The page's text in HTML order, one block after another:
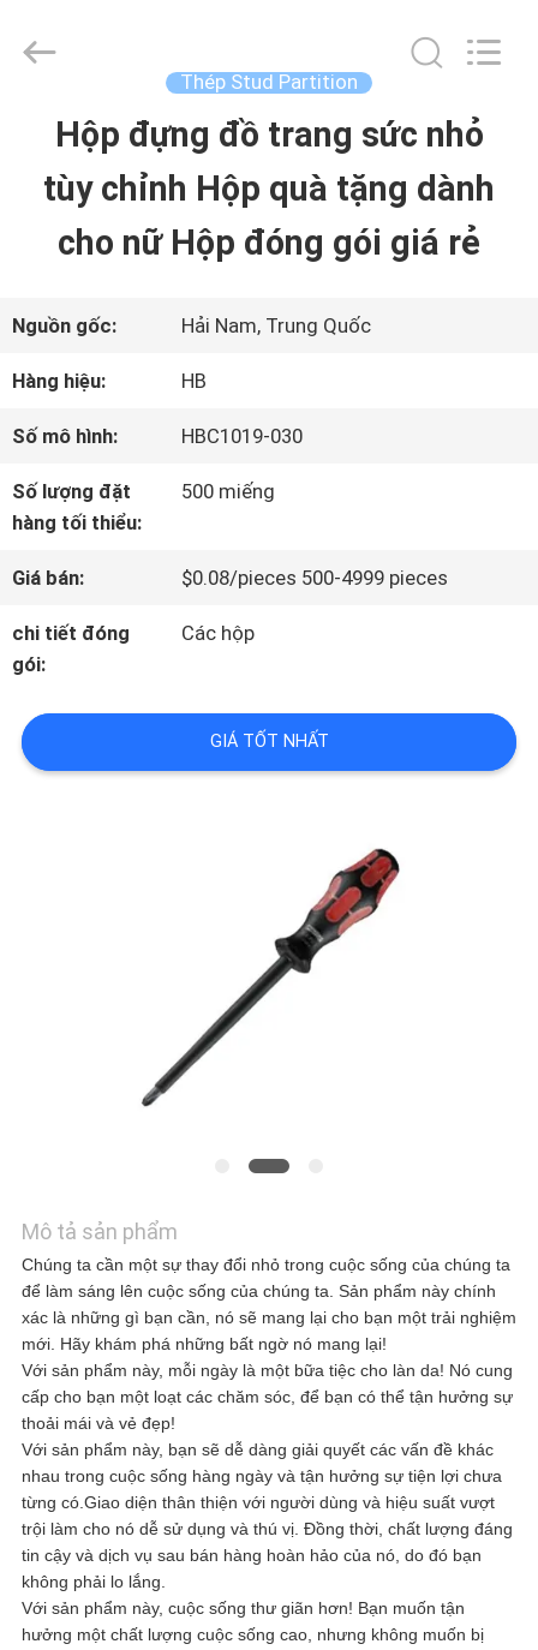
NHÀ
VỀ
CHÚNG
TÔI
THAM
QUAN
NHÀ
MÁY
CHÚNG
TÔI
TIN
TỨC
CÁC
TRƯỜNG
HỢP
LuoX
Electric
Developed
Thép Stud Partition
Hộp đựng đồ trang sức nhỏ
tùy chỉnh Hộp quà tặng dành
cho nữ Hộp đóng gói giá rẻ
Nguồn gốc: Hải Nam, Trung Quốc
Hàng hiệu: HB
Số mô hình: HBC1019-030
Số lượng đặt
hàng tối thiểu:
500 miếng
Giá bán: $0.08/pieces 500-4999 pieces
chi tiết đóng
gói:
Các hộp
GIÁ TỐT NHẤT
Mô tả sản phẩm
Chúng ta cần một sự thay đổi nhỏ trong cuộc sống của chúng ta
để làm sáng lên cuộc sống của chúng ta. Sản phẩm này chính
xác là những gì bạn cần, nó sẽ mang lại cho bạn một trải nghiệm
mới. Hãy khám phá những bất ngờ nó mang lại!
Với sản phẩm này, mỗi ngày là một bữa tiệc cho làn da! Nó cung
cấp cho bạn một loạt các chăm sóc, để bạn có thể tận hưởng sự
thoải mái và vẻ đẹp!
Với sản phẩm này, bạn sẽ dễ dàng giải quyết các vấn đề khác
nhau trong cuộc sống hàng ngày và tận hưởng sự tiện lợi chưa
từng có.Giao diện thân thiện với người dùng và hiệu suất vượt
trội làm cho nó dễ sử dụng và thú vị. Đồng thời, chất lượng đáng
tin cậy và dịch vụ sau bán hàng hoàn hảo của nó, do đó bạn
không phải lo lắng.
Với sản phẩm này, cuộc sống thư giãn hơn! Bạn muốn tận
hưởng một chất lượng cuộc sống cao, nhưng không muốn bị